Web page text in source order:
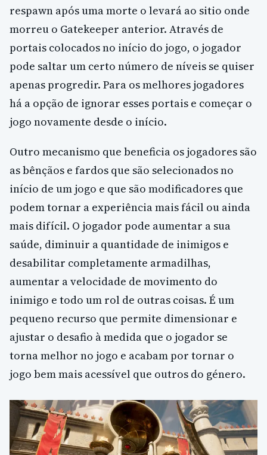
respawn após uma morte o levará ao sitio onde
morreu o Gatekeeper anterior. Através de
portais colocados no início do jogo, o jogador
pode saltar um certo número de níveis se quiser
apenas progredir. Para os melhores jogadores
há a opção de ignorar esses portais e começar o
jogo novamente desde o início.
Outro mecanismo que beneficia os jogadores são
as bênçãos e fardos que são selecionados no
início de um jogo e que são modificadores que
podem tornar a experiência mais fácil ou ainda
mais difícil. O jogador pode aumentar a sua
saúde, diminuir a quantidade de inimigos e
desabilitar completamente armadilhas,
aumentar a velocidade de movimento do
inimigo e todo um rol de outras coisas. É um
pequeno recurso que permite dimensionar e
ajustar o desafio à medida que o jogador se
torna melhor no jogo e acabam por tornar o
jogo bem mais acessível que outros do género.